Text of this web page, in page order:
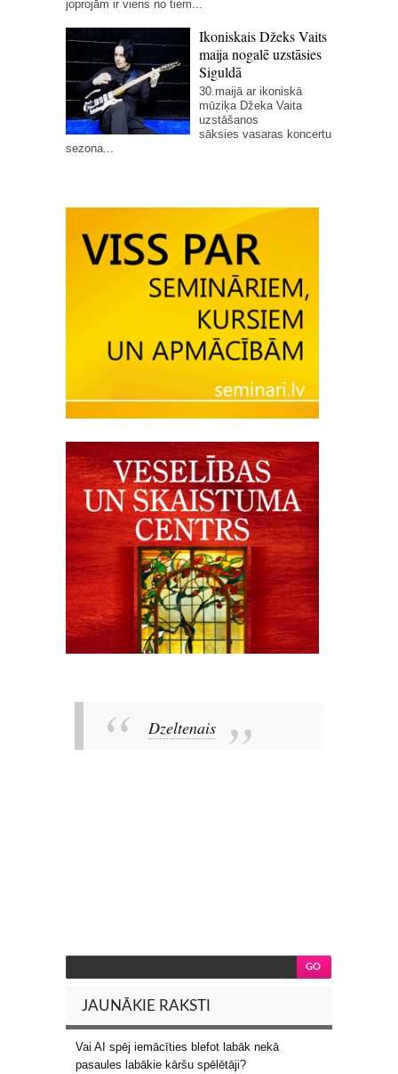
joprojām ir viens no tiem...
Ikoniskais Džeks Vaits
maija nogalē uzstāsies
Siguldā
30.maijā ar ikoniskā
mūziķa Džeka Vaita
uzstāšanos
sāksies vasaras koncertu
sezona...
Dzeltenais
JAUNĀKIE RAKSTI
Vai AI spēj iemācīties blefot labāk nekā
pasaules labākie kāršu spēlētāji?